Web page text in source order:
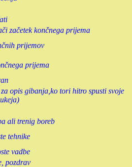
začetek končnega prijema
prijemov
prijema
opis gibanja,ko tori hitro spusti svoje
ali trenig boreb
tehnike
vadbe
pozdrav